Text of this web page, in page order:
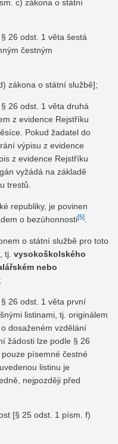
c) zákona o státní
26 odst. 1 věta šestá
čestným
zákona o státní službě];
26 odst. 1 věta druhá
z evidence Rejstříku
Pokud žadatel do
výpisu z evidence
z evidence Rejstříku
vyžádá na základě
trestů.
republiky, je povinen
o bezúhonnosti[5]
o státní službě pro toto
tj. vysokoškolského
nebo
;
26 odst. 1 věta první
listinami, tj. originálem
dosaženém vzdělání
žádosti lze podle § 26
písemné čestné
listinu je
nejpozději před
[§ 25 odst. 1 písm. f)